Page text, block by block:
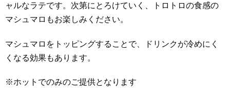
ャルなラテです。次第にとろけていく、トロトロの食感の
マシュマロもお楽しみください。
マシュマロをトッピングすることで、ドリンクが冷めにく
くなる効果もあります。
※ホットでのみのご提供となります